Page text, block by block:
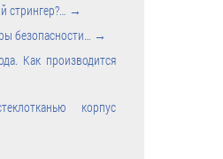
стрингер?… →
безопасности… →
Как производится
корпус